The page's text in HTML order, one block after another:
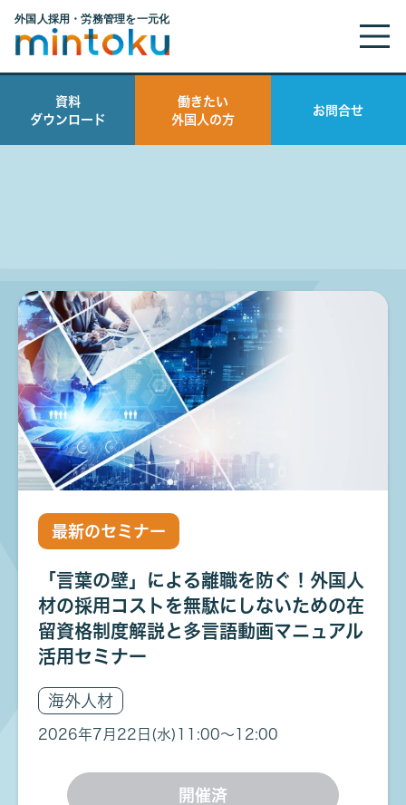
資料
ダウンロード
働きたい
外国人の方
お問合せ
最新のセミナー
「言葉の壁」による離職を防ぐ！外国人
材の採用コストを無駄にしないための在
留資格制度解説と多言語動画マニュアル
活用セミナー
海外人材
2026年7月22日(水) 11:00〜12:00
開催済